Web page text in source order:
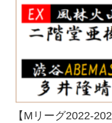
【Mリーグ2022-